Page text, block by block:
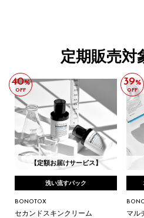
定期販売対
【定額お届けサービス】
40%
OFF
洗い流すパック
BONOTOX
セカンドスキンクリーム
39%
OFF
マル